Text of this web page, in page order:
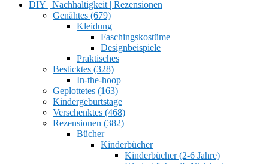
DIY | Nachhaltigkeit | Rezensionen
Genähtes (679)
Kleidung
Faschingskostüme
Designbeispiele
Praktisches
Besticktes (328)
In-the-hoop
Geplottetes (163)
Kindergeburtstage
Verschenktes (468)
Rezensionen (382)
Bücher
Kinderbücher
Kinderbücher (2-6 Jahre)